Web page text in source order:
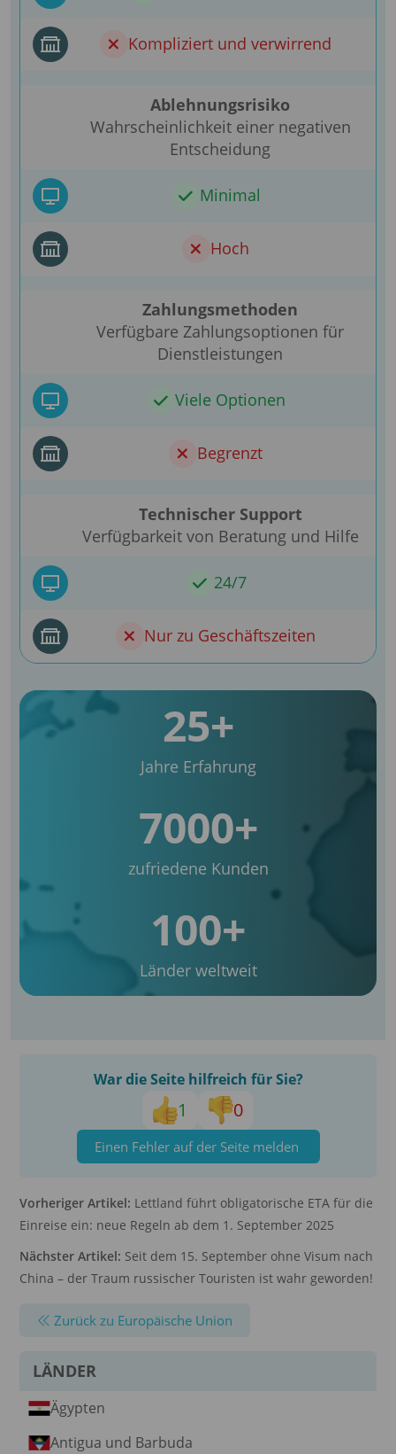
Kompliziert und verwirrend
Ablehnungsrisiko
Wahrscheinlichkeit einer negativen
Entscheidung
Minimal
Hoch
Zahlungsmethoden
Verfügbare Zahlungsoptionen für
Dienstleistungen
Viele Optionen
Begrenzt
Technischer Support
Verfügbarkeit von Beratung und Hilfe
24/7
Nur zu Geschäftszeiten
25+
Jahre Erfahrung
7000+
zufriedene Kunden
100+
Länder weltweit
War die Seite hilfreich für Sie?
1 0
Einen Fehler auf der Seite melden
Vorheriger Artikel: Lettland führt obligatorische ETA für die
Einreise ein: neue Regeln ab dem 1. September 2025
Nächster Artikel: Seit dem 15. September ohne Visum nach
China – der Traum russischer Touristen ist wahr geworden!
Zurück zu Europäische Union
LÄNDER
Ägypten
Antigua und Barbuda